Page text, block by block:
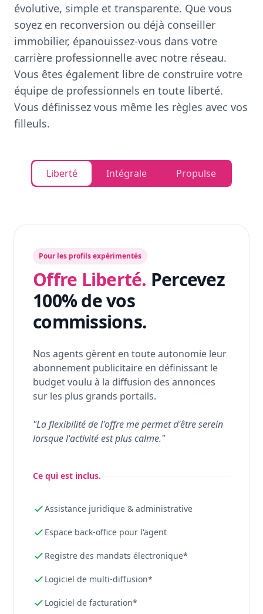
évolutive, simple et transparente. Que vous
soyez en reconversion ou déjà conseiller
immobilier, épanouissez-vous dans votre
carrière professionnelle avec notre réseau.
Vous êtes également libre de construire votre
équipe de professionnels en toute liberté.
Vous définissez vous même les règles avec vos
filleuls.
Liberté Intégrale Propulse
Pour les profils expérimentés
Offre Liberté. Percevez
100% de vos
commissions.
Nos agents gèrent en toute autonomie leur
abonnement publicitaire en définissant le
budget voulu à la diffusion des annonces
sur les plus grands portails.
"La flexibilité de l'offre me permet d'être serein
lorsque l'activité est plus calme."
Ce qui est inclus.
Assistance juridique & administrative
Espace back-office pour l'agent
Registre des mandats électronique*
Logiciel de multi-diffusion*
Logiciel de facturation*